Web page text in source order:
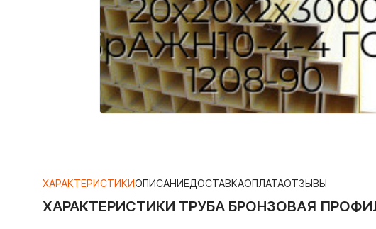
ХАРАКТЕРИСТИКИОПИСАНИЕДОСТАВКАОПЛАТАОТЗЫВЫ
ХАРАКТЕРИСТИКИ ТРУБА БРОНЗОВАЯ